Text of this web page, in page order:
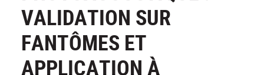
VALIDATION SUR
FANTÔMES ET
APPLICATION À